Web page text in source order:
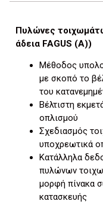
Πυλώνες
άδεια FAGUS (A))
Μέθοδος
με σκοπό το
του
Βέλτιστη
οπλισμού
Σχεδιασμός
υποχρεωτικά
Κατάλληλα
πυλώνων
μορφή πίνακα
κατασκευής